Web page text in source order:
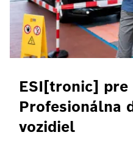
ESI[tronic] pre
Profesionálna
vozidiel